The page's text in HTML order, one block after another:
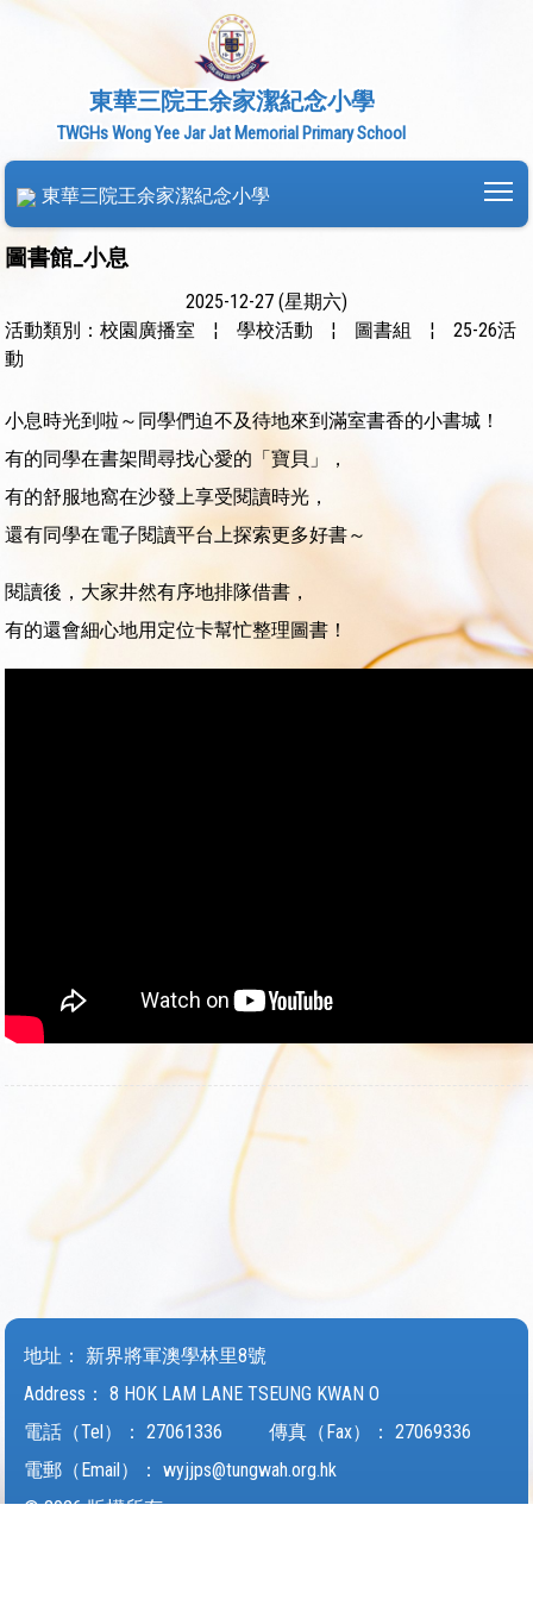
東華三院王余家潔紀念小學
TWGHs Wong Yee Jar Jat Memorial Primary School
東華三院王余家潔紀念小學
圖書館_小息
2025-12-27 (星期六)
活動類別：校園廣播室
¦ 學校活動 ¦ 圖書組 ¦
25-26活
動
小息時光到啦～同學們迫不及待地來到滿室書香的小書城！
有的同學在書架間尋找心愛的「寶貝」，
有的舒服地窩在沙發上享受閱讀時光，
還有同學在電子閱讀平台上探索更多好書～
閱讀後，大家井然有序地排隊借書，
有的還會細心地用定位卡幫忙整理圖書！
地址：
新界將軍澳學林里8號
Address：
8 HOK LAM LANE TSEUNG KWAN O
電話（Tel）：
27061336 傳真（Fax）： 27069336
電郵（Email）：
wyjjps@tungwah.org.hk
© 2026 版權所有